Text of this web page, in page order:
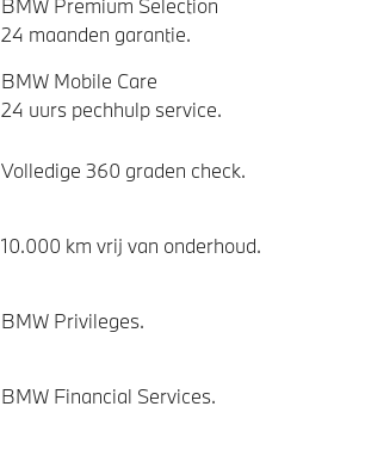
BMW Premium Selection
24 maanden garantie.
BMW Mobile Care
24 uurs pechhulp service.
Volledige 360 graden check.
10.000 km vrij van onderhoud.
BMW Privileges.
BMW Financial Services.